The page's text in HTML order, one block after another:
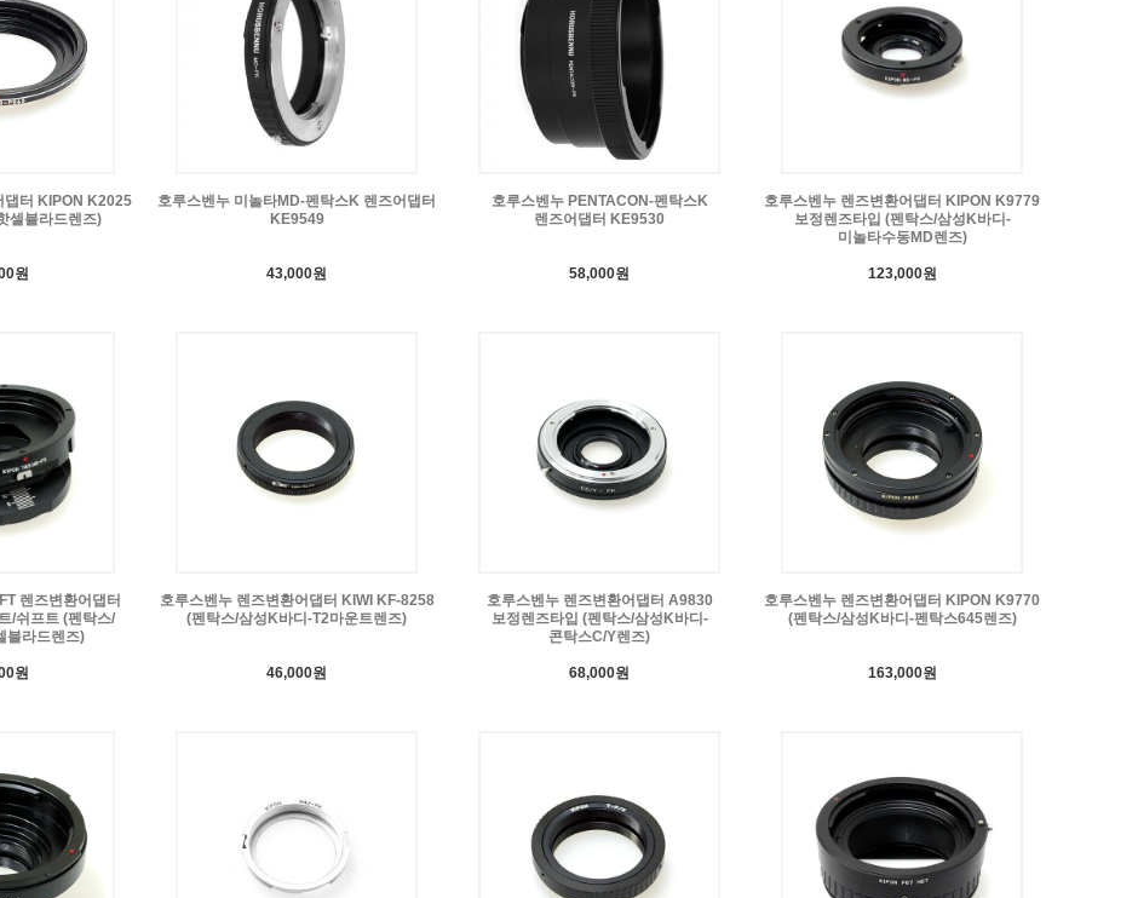
댑터 KIPON K2025
셀블라드렌즈)
원
호루스벤누 미놀타MD-펜탁스K 렌즈어댑터
KE9549
43,000원
호루스벤누 PENTACON-펜탁스K
렌즈어댑터 KE9530
58,000원
호루스벤누 렌즈변환어댑터 KIPON K9779
보정렌즈타입 (펜탁스/삼성K바디-
미놀타수동MD렌즈)
123,000원
렌즈변환어댑터
/쉬프트 (펜탁스/
블라드렌즈)
원
호루스벤누 렌즈변환어댑터 KIWI KF-8258
(펜탁스/삼성K바디-T2마운트렌즈)
46,000원
호루스벤누 렌즈변환어댑터 A9830
보정렌즈타입 (펜탁스/삼성K바디-
콘탁스C/Y렌즈)
68,000원
호루스벤누 렌즈변환어댑터 KIPON K9770
(펜탁스/삼성K바디-펜탁스645렌즈)
163,000원